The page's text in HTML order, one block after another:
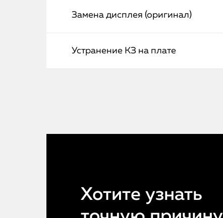
Замена дисплея (оригинал)
Устранение КЗ на плате
Хотите узнать